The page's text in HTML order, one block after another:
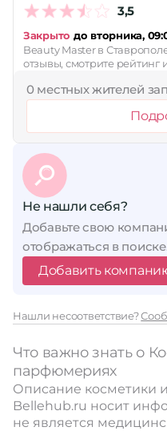
3,5
Закрыто до вторника,
Beauty Master в
отзывы, смотрите рейтинг
0 местных жителей
Не нашли себя?
Добавьте свою
отображаться в
Добавить
Нашли несоответствие?
Что важно знать о
парфюмериях
Описание косметики
Bellehub.ru носит
не является